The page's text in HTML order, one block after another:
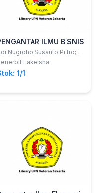
ILMU BISNIS
Nugroho Susanto Putro;
Lakeisha
1/1